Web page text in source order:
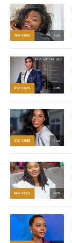
184 VUES © DR
212 VUES © DR
212 VUES © DR
662 VUES © DR